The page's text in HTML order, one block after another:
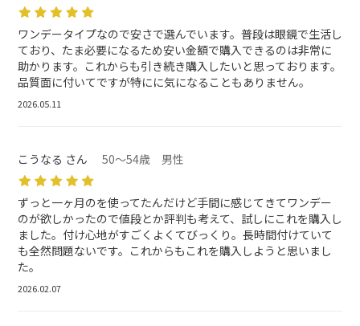
ワンデータイプなので安さで選んでいます。普段は眼鏡で生活し
ており、たま必要になるため安い金額で購入できるのは非常に
助かります。これからも引き続き購入したいと思っております。
品質面に付いてですが特にに気になることもありません。
2026.05.11
こうなる さん 50～54歳 男性
ずっと一ヶ月のを使ってたんだけど手間に感じてきてワンデー
のが欲しかったので値段とか評判も考えて、試しにこれを購入し
ました。付け心地がすごくよくてびっくり。長時間付けていて
も全然問題ないです。これからもこれを購入しようと思いまし
た。
2026.02.07